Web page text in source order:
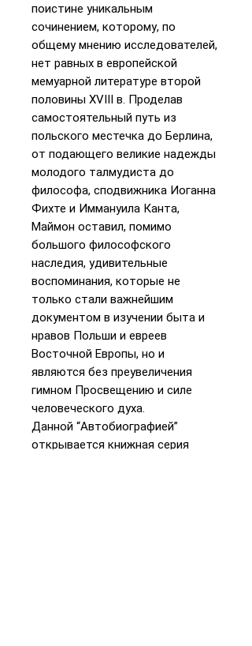
поистине уникальным
сочинением, которому, по
общему мнению исследователей,
нет равных в европейской
мемуарной литературе второй
половины XVIII в. Проделав
самостоятельный путь из
польского местечка до Берлина,
от подающего великие надежды
молодого талмудиста до
философа, сподвижника Иоганна
Фихте и Иммануила Канта,
Маймон оставил, помимо
большого философского
наследия, удивительные
воспоминания, которые не
только стали важнейшим
документом в изучении быта и
нравов Польши и евреев
Восточной Европы, но и
являются без преувеличения
гимном Просвещению и силе
человеческого духа.
Данной “Автобиографией”
открывается книжная серия